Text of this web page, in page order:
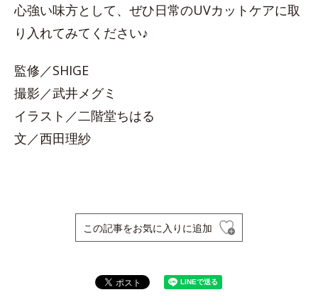
心強い味方として、ぜひ日常のUVカットケアに取
り入れてみてください♪
監修／SHIGE
撮影／武井メグミ
イラスト／二階堂ちはる
文／西田理紗
この記事をお気に入りに追加